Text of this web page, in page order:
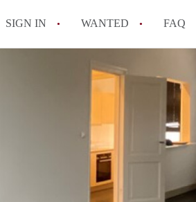
SIGN IN WANTED FAQ